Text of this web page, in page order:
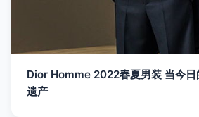
Dior Homme 2022春夏男装 当今日
遗产